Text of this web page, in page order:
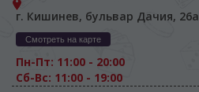
г. Кишинев, бульвар Дачия, 26а
Смотреть на карте
Пн-Пт: 11:00 - 20:00
Сб-Вс: 11:00 - 19:00